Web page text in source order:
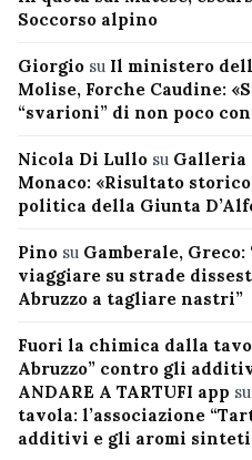
Soccorso alpino
Giorgio su Il ministero
Molise, Forche Caudine:
“svarioni” di non poco
Nicola Di Lullo su Galleria
Monaco: «Risultato
politica della Giunta
Pino su Gamberale,
viaggiare su strade
Abruzzo a tagliare nastri”
Fuori la chimica dalla
Abruzzo” contro gli
ANDARE A TARTUFI app su
tavola: l’associazione
additivi e gli aromi